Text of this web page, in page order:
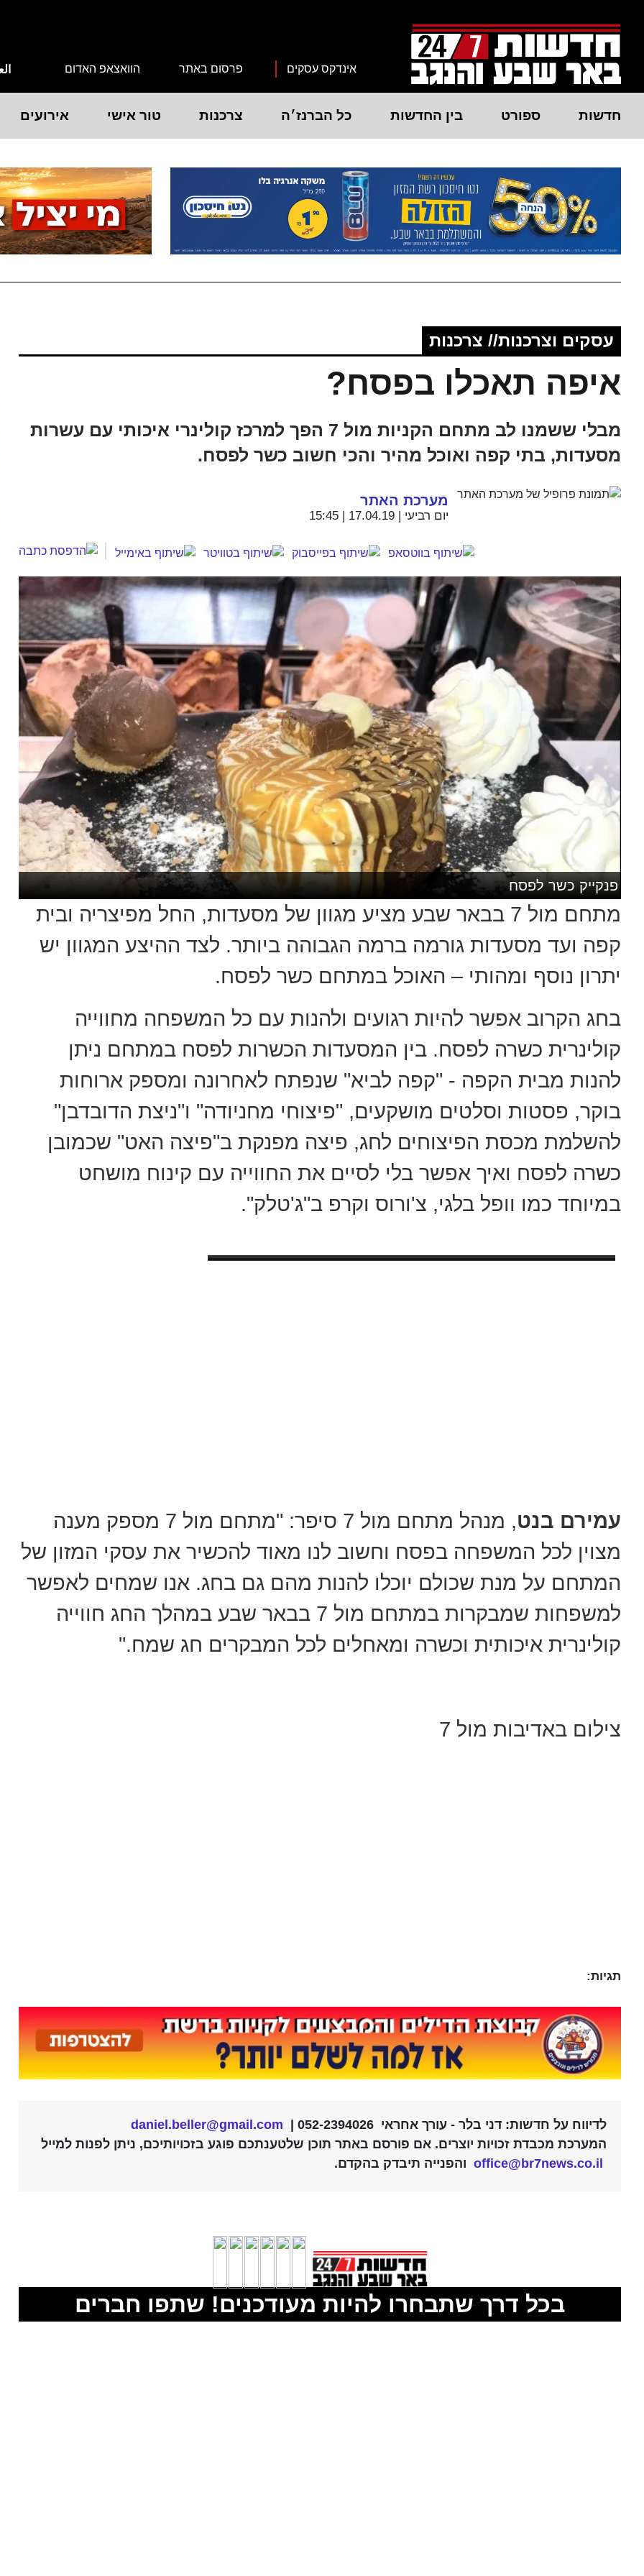
אינדקס עסקים פרסום באתר הוואצאפ האדום
חדשות ספורט בין החדשות כל הברנז׳ה צרכנות טור אישי אירועים
עסקים וצרכנות// צרכנות
איפה תאכלו בפסח?
מבלי ששמנו לב מתחם הקניות מול 7 הפך למרכז קולינרי איכותי עם עשרות
מסעדות, בתי קפה ואוכל מהיר והכי חשוב כשר לפסח.
מערכת האתר
יום רביעי | 17.04.19 | 15:45
פנקייק כשר לפסח
מתחם מול 7 בבאר שבע מציע מגוון של מסעדות, החל מפיצריה ובית
קפה ועד מסעדות גורמה ברמה הגבוהה ביותר. לצד ההיצע המגוון יש
יתרון נוסף ומהותי – האוכל במתחם כשר לפסח.
בחג הקרוב אפשר להיות רגועים ולהנות עם כל המשפחה מחווייה
קולינרית כשרה לפסח. בין המסעדות הכשרות לפסח במתחם ניתן
להנות מבית הקפה - "קפה לביא" שנפתח לאחרונה ומספק ארוחות
בוקר, פסטות וסלטים מושקעים, "פיצוחי מחניודה" ו"ניצת הדובדבן"
להשלמת מכסת הפיצוחים לחג, פיצה מפנקת ב"פיצה האט" שכמובן
כשרה לפסח ואיך אפשר בלי לסיים את החווייה עם קינוח מושחט
במיוחד כמו וופל בלגי, צ'ורוס וקרפ ב"ג'טלק".
עמירם בנט
, מנהל מתחם מול 7 סיפר: "מתחם מול 7 מספק מענה
מצוין לכל המשפחה בפסח וחשוב לנו מאוד להכשיר את עסקי המזון של
המתחם על מנת שכולם יוכלו להנות מהם גם בחג. אנו שמחים לאפשר
למשפחות שמבקרות במתחם מול 7 בבאר שבע במהלך החג חווייה
קולינרית איכותית וכשרה ומאחלים לכל המבקרים חג שמח."
צילום באדיבות מול 7
תגיות:
לדיווח על חדשות: דני בלר - עורך אחראי 052-2394026 |
daniel.beller@gmail.com
המערכת מכבדת זכויות יוצרים. אם פורסם באתר תוכן שלטענתכם פוגע בזכויותיכם, ניתן לפנות למייל
office@br7news.co.il והפנייה תיבדק בהקדם.
בכל דרך שתבחרו להיות מעודכנים! שתפו חברים